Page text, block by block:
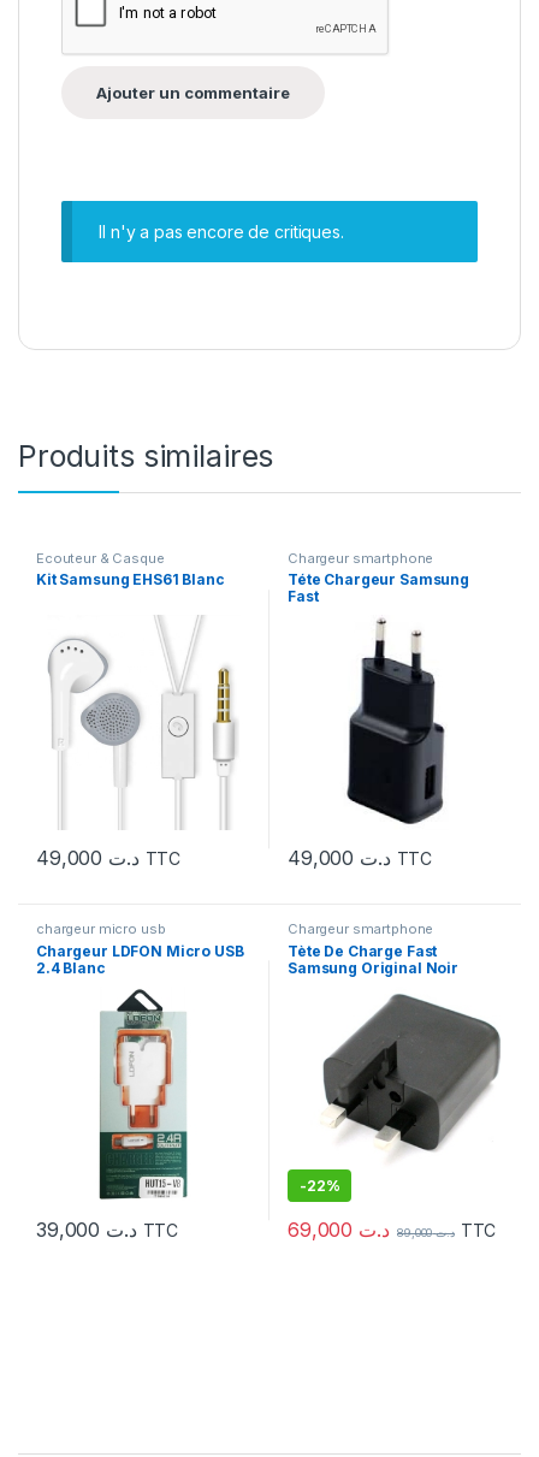
Il n'y a pas encore de critiques.
Produits similaires
Ecouteur & Casque
Kit Samsung EHS61 Blanc
د.ت TTC
Chargeur smartphone
Téte Chargeur Samsung
Fast
د.ت TTC
chargeur micro usb
Chargeur LDFON Micro USB
2.4 Blanc
د.ت TTC
Chargeur smartphone
Tète De Charge Fast
Samsung Original Noir
-22%
د.ت د.ت89,000 TTC